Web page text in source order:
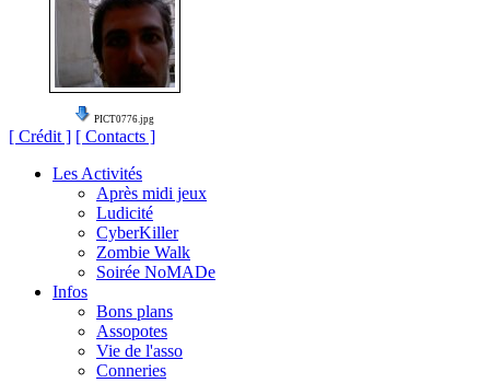
PICT0776.jpg
[ Crédit ] [ Contacts ]
Les Activités
Après midi jeux
Ludicité
CyberKiller
Zombie Walk
Soirée NoMADe
Infos
Bons plans
Assopotes
Vie de l'asso
Conneries